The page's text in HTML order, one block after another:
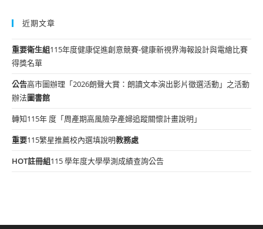
近期文章
重要衛生組115年度健康促進創意競賽-健康新視界海報設計與電繪比賽
得獎名單
公告高市圖辦理「2026朗聲大賞：朗讀文本演出影片徵選活動」之活動
辦法圖書館
轉知115年 度「周產期高風險孕產婦追蹤關懷計畫說明」
重要115繁星推薦校內選填說明教務處
HOT註冊組115 學年度大學學測成績查詢公告